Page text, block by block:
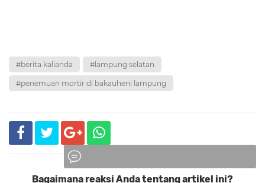
#berita kalianda #lampung selatan
#penemuan mortir di bakauheni lampung
Bagaimana reaksi Anda tentang artikel ini?